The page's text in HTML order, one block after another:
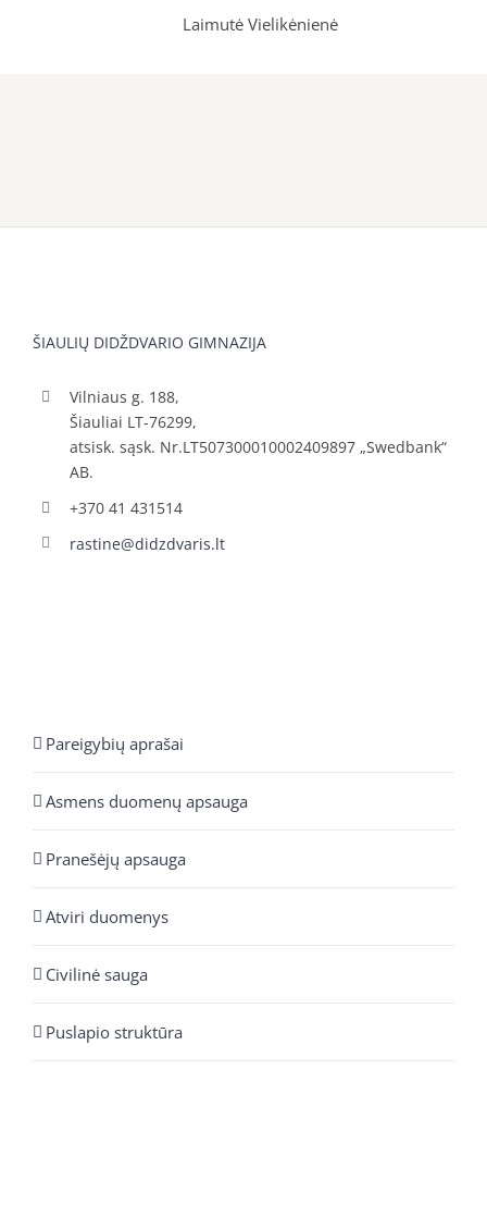
Laimutė Vielikėnienė
ŠIAULIŲ DIDŽDVARIO GIMNAZIJA
Vilniaus g. 188,
Šiauliai LT-76299,
atsisk. sąsk. Nr.LT507300010002409897 „Swedbank“
AB.
+370 41 431514
rastine@didzdvaris.lt
Pareigybių aprašai
Asmens duomenų apsauga
Pranešėjų apsauga
Atviri duomenys
Civilinė sauga
Puslapio struktūra